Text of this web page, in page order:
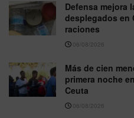
Defensa mejora
desplegados en
raciones
06/08/2026
Más de cien
primera noche
Ceuta
06/08/2026